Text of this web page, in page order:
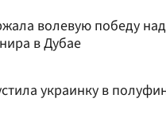
волевую победу
в Дубае
украинку в